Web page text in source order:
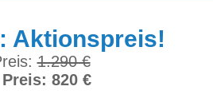
Aktionspreis!
1.290 €
820 €